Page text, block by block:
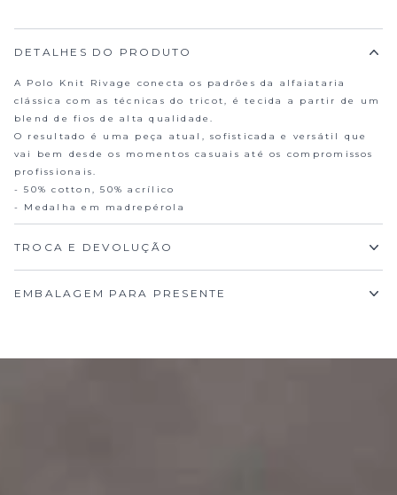
DETALHES DO PRODUTO
A Polo Knit Rivage conecta os padrões da alfaiataria
clássica com as técnicas do tricot, é tecida a partir de um
blend de fios de alta qualidade.
O resultado é uma peça atual, sofisticada e versátil que
vai bem desde os momentos casuais até os compromissos
profissionais.
- 50% cotton, 50% acrílico
- Medalha em madrepérola
TROCA E DEVOLUÇÃO
EMBALAGEM PARA PRESENTE